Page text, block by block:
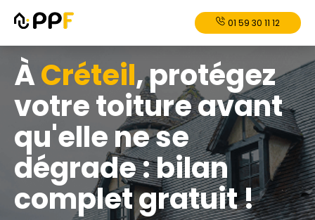
01 59 30 11 12
ÀCréteil, protégez
votre toiture avant
qu'elle ne se
dégrade : bilan
complet gratuit !